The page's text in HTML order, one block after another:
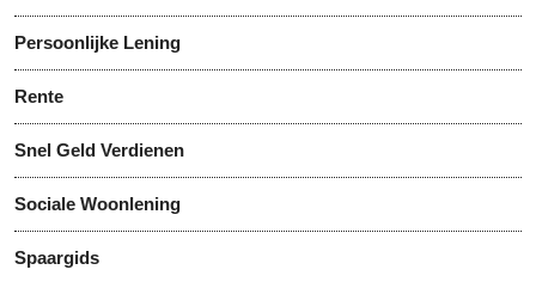
Persoonlijke Lening
Rente
Snel Geld Verdienen
Sociale Woonlening
Spaargids